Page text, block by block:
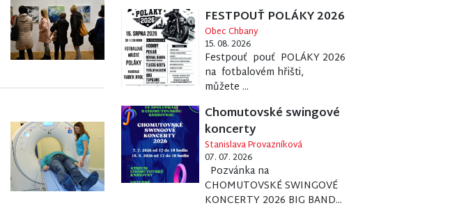
FESTPOUŤ POLÁKY 2026
Obec Chbany
15. 08. 2026
Festpouť pouť POLÁKY 2026
na fotbalovém hřišti,
můžete ...
Chomutovské swingové
koncerty
Stanislava Provazníková
07. 07. 2026
Pozvánka na
CHOMUTOVSKÉ SWINGOVÉ
KONCERTY 2026 BIG BAND...